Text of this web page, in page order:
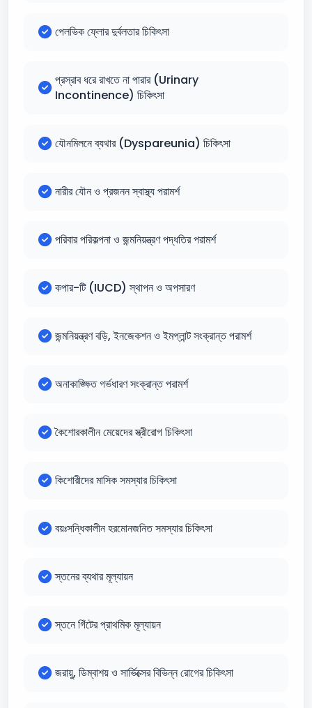
পেলভিক ফ্লোর দুর্বলতার চিকিৎসা
প্রস্রাব ধরে রাখতে না পারার (Urinary
Incontinence) চিকিৎসা
যৌনমিলনে ব্যথার (Dyspareunia) চিকিৎসা
নারীর যৌন ও প্রজনন স্বাস্থ্য পরামর্শ
পরিবার পরিকল্পনা ও জন্মনিয়ন্ত্রণ পদ্ধতির পরামর্শ
কপার-টি (IUCD) স্থাপন ও অপসারণ
জন্মনিয়ন্ত্রণ বড়ি, ইনজেকশন ও ইমপ্লান্ট সংক্রান্ত পরামর্শ
অনাকাঙ্ক্ষিত গর্ভধারণ সংক্রান্ত পরামর্শ
কৈশোরকালীন মেয়েদের স্ত্রীরোগ চিকিৎসা
কিশোরীদের মাসিক সমস্যার চিকিৎসা
বয়ঃসন্ধিকালীন হরমোনজনিত সমস্যার চিকিৎসা
স্তনের ব্যথার মূল্যায়ন
স্তনে গিঁটের প্রাথমিক মূল্যায়ন
জরায়ু, ডিম্বাশয় ও সার্ভিক্সের বিভিন্ন রোগের চিকিৎসা